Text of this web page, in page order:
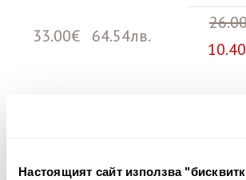
Настоящият сайт използва
33.00€ 64.54лв.